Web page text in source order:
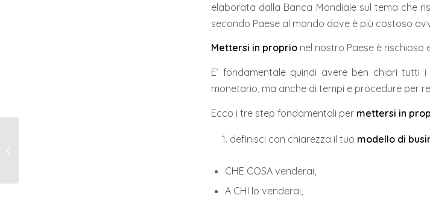
elaborata dalla Banca Mondiale sul tema che
secondo Paese al mondo dove è più costoso
Mettersi in proprio nel nostro Paese è rischioso
E’ fondamentale quindi avere ben chiari tutti
monetario, ma anche di tempi e procedure per
Ecco i tre step fondamentali per mettersi in
definisci con chiarezza il tuo modello di
CHE COSA venderai,
A CHI lo venderai,